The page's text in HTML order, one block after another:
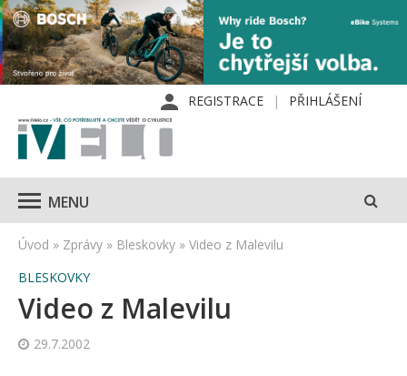
REGISTRACE PŘIHLÁŠENÍ
MENU
Úvod » Zprávy » Bleskovky » Video z Malevilu
BLESKOVKY
Video z Malevilu
29.7.2002